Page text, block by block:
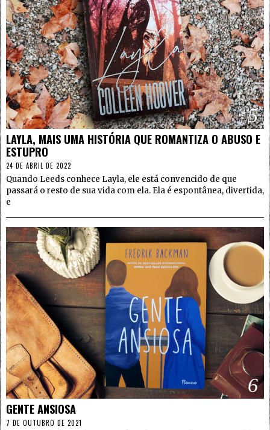
5
LAYLA, MAIS UMA HISTÓRIA QUE ROMANTIZA O ABUSO E
ESTUPRO
24 DE ABRIL DE 2022
Quando Leeds conhece Layla, ele está convencido de que
passará o resto de sua vida com ela. Ela é espontânea, divertida,
e
6
GENTE ANSIOSA
7 DE OUTUBRO DE 2021